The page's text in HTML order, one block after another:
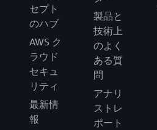
セプト
のハブ
AWS ク
ラウド
セキュ
リティ
最新情
報
製品と
技術上
のよく
ある質
問
アナリ
ストレ
ポート